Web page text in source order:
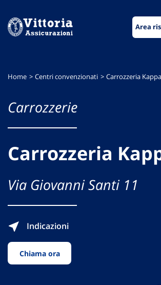
menu
contenuto
footer
Area
Home Centri convenzionati Carrozzeria
Carrozzerie
Carrozzeria
Via Giovanni Santi 11
Indicazioni
Chiama ora